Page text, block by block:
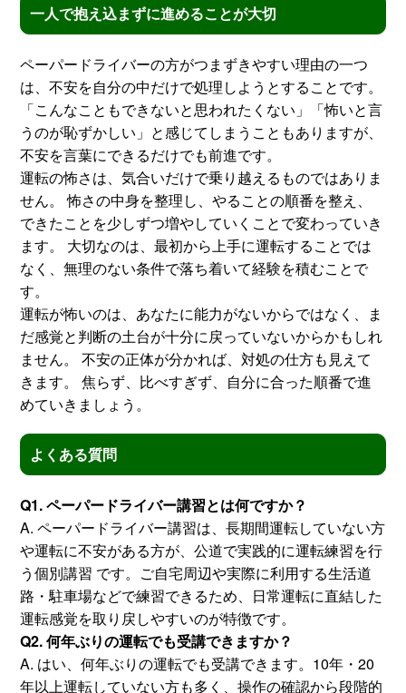
一人で抱え込まずに進めることが大切
ペーパードライバーの方がつまずきやすい理由の一つ
は、不安を自分の中だけで処理しようとすることです。
「こんなこともできないと思われたくない」「怖いと言
うのが恥ずかしい」と感じてしまうこともありますが、
不安を言葉にできるだけでも前進です。
運転の怖さは、気合いだけで乗り越えるものではありま
せん。 怖さの中身を整理し、やることの順番を整え、
できたことを少しずつ増やしていくことで変わっていき
ます。 大切なのは、最初から上手に運転することでは
なく、無理のない条件で落ち着いて経験を積むことで
す。
運転が怖いのは、あなたに能力がないからではなく、ま
だ感覚と判断の土台が十分に戻っていないからかもしれ
ません。 不安の正体が分かれば、対処の仕方も見えて
きます。 焦らず、比べすぎず、自分に合った順番で進
めていきましょう。
よくある質問
Q1. ペーパードライバー講習とは何ですか？
A. ペーパードライバー講習は、長期間運転していない方
や運転に不安がある方が、公道で実践的に運転練習を行
う個別講習 です。ご自宅周辺や実際に利用する生活道
路・駐車場などで練習できるため、日常運転に直結した
運転感覚を取り戻しやすいのが特徴です。
Q2. 何年ぶりの運転でも受講できますか？
A. はい、何年ぶりの運転でも受講できます。10年・20
年以上運転していない方も多く、操作の確認から段階的